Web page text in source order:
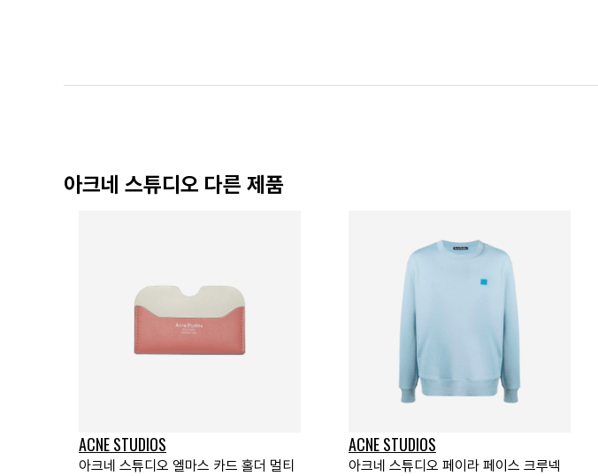
아크네 스튜디오 다른 제품
ACNE STUDIOS
아크네 스튜디오 엘마스 카드 홀더 멀티
ACNE STUDIOS
아크네 스튜디오 페이라 페이스 크루넥